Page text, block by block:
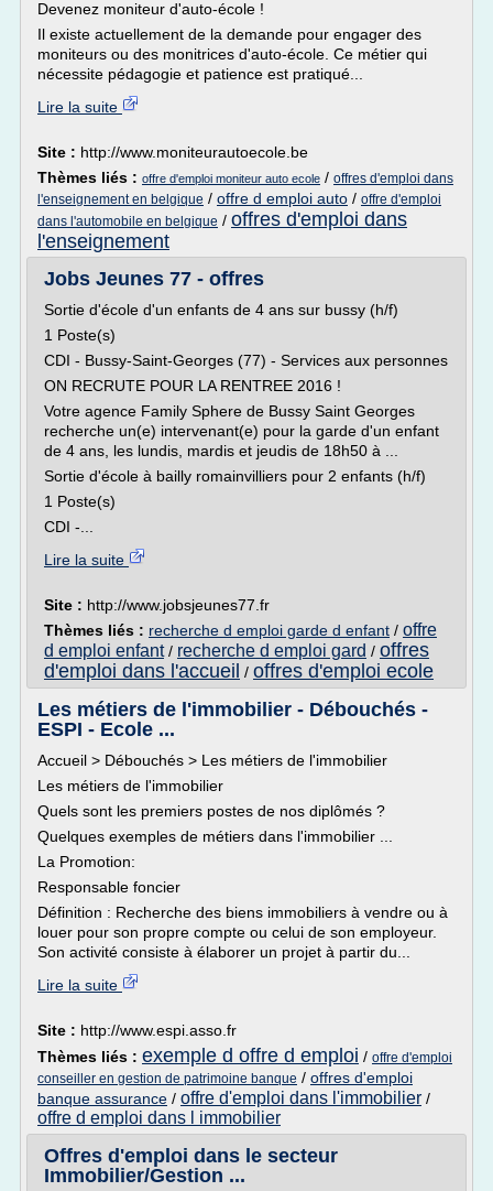
Devenez moniteur d'auto-école !
Il existe actuellement de la demande pour engager des
moniteurs ou des monitrices d'auto-école. Ce métier qui
nécessite pédagogie et patience est pratiqué...
Lire la suite
Site : http://www.moniteurautoecole.be
Thèmes liés : offre d'emploi moniteur auto ecole / offres d'emploi dans
l'enseignement en belgique / offre d emploi auto / offre d'emploi
dans l'automobile en belgique / offres d'emploi dans
l'enseignement
Jobs Jeunes 77 - offres
Sortie d'école d'un enfants de 4 ans sur bussy (h/f)
1 Poste(s)
CDI - Bussy-Saint-Georges (77) - Services aux personnes
ON RECRUTE POUR LA RENTREE 2016 !
Votre agence Family Sphere de Bussy Saint Georges
recherche un(e) intervenant(e) pour la garde d'un enfant
de 4 ans, les lundis, mardis et jeudis de 18h50 à ...
Sortie d'école à bailly romainvilliers pour 2 enfants (h/f)
1 Poste(s)
CDI -...
Lire la suite
Site : http://www.jobsjeunes77.fr
Thèmes liés : recherche d emploi garde d enfant / offre
d emploi enfant/ recherche d emploi gard / offres
d'emploi dans l'accueil / offres d'emploi ecole
Les métiers de l'immobilier - Débouchés -
ESPI - Ecole ...
Accueil > Débouchés > Les métiers de l'immobilier
Les métiers de l'immobilier
Quels sont les premiers postes de nos diplômés ?
Quelques exemples de métiers dans l'immobilier ...
La Promotion:
Responsable foncier
Définition : Recherche des biens immobiliers à vendre ou à
louer pour son propre compte ou celui de son employeur.
Son activité consiste à élaborer un projet à partir du...
Lire la suite
Site : http://www.espi.asso.fr
Thèmes liés : exemple d offre d emploi / offre d'emploi
conseiller en gestion de patrimoine banque / offres d'emploi
banque assurance / offre d'emploi dans l'immobilier /
offre d emploi dans l immobilier
Offres d'emploi dans le secteur
Immobilier/Gestion ...